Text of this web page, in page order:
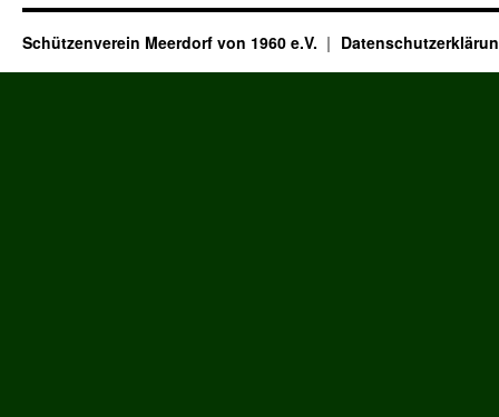
Schützenverein Meerdorf von 1960 e.V.